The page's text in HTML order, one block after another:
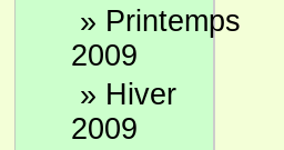
» Printemps
2009
» Hiver
2009